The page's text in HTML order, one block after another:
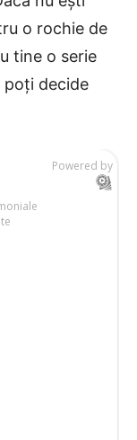
o rochie de
tine o serie
poți decide